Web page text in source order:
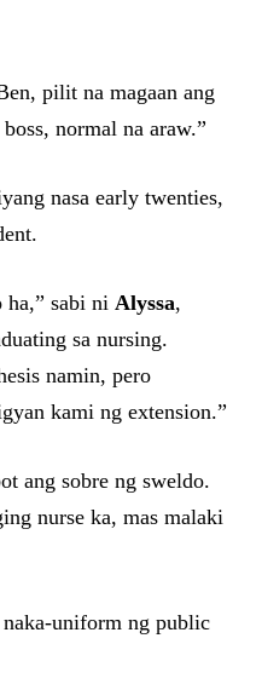
pilit na magaan ang
normal na araw.”
nasa early twenties,
ha,” sabi ni Alyssa,
sa nursing.
namin, pero
kami ng extension.”
ang sobre ng sweldo.
nurse ka, mas malaki
naka-uniform ng public